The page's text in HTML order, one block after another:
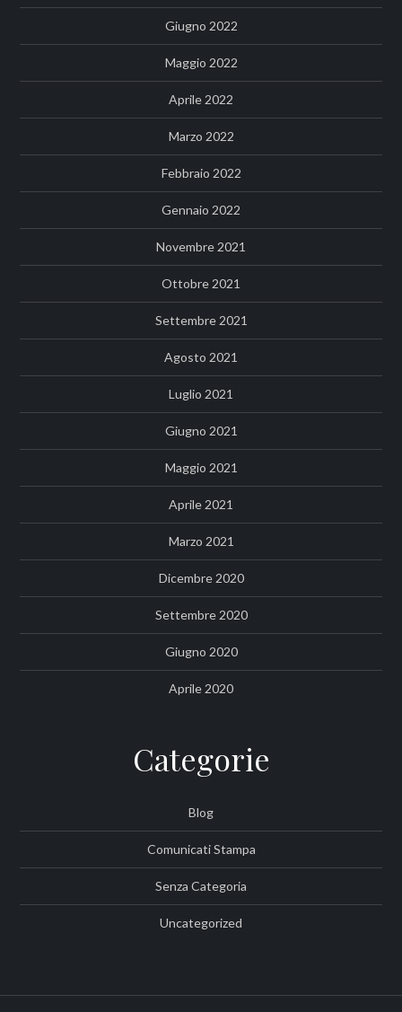
Giugno 2022
Maggio 2022
Aprile 2022
Marzo 2022
Febbraio 2022
Gennaio 2022
Novembre 2021
Ottobre 2021
Settembre 2021
Agosto 2021
Luglio 2021
Giugno 2021
Maggio 2021
Aprile 2021
Marzo 2021
Dicembre 2020
Settembre 2020
Giugno 2020
Aprile 2020
Categorie
Blog
Comunicati Stampa
Senza Categoria
Uncategorized